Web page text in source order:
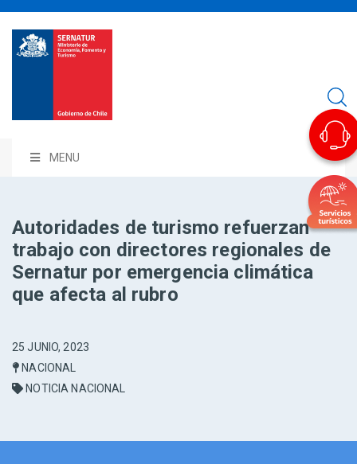
MENU
Autoridades de turismo refuerzan
trabajo con directores regionales de
Sernatur por emergencia climática
que afecta al rubro
25 JUNIO, 2023
NACIONAL
NOTICIA NACIONAL